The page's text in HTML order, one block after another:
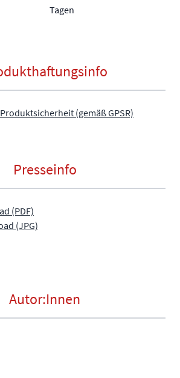
Tagen
(gemäß GPSR)
Presseinfo
(PDF)
(JPG)
Autor:Innen